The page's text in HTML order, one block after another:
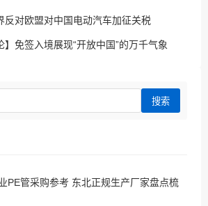
反对欧盟对中国电动汽车加征关税
】免签入境展现“开放中国”的万千气象
搜索
PE管采购参考 东北正规生产厂家盘点梳